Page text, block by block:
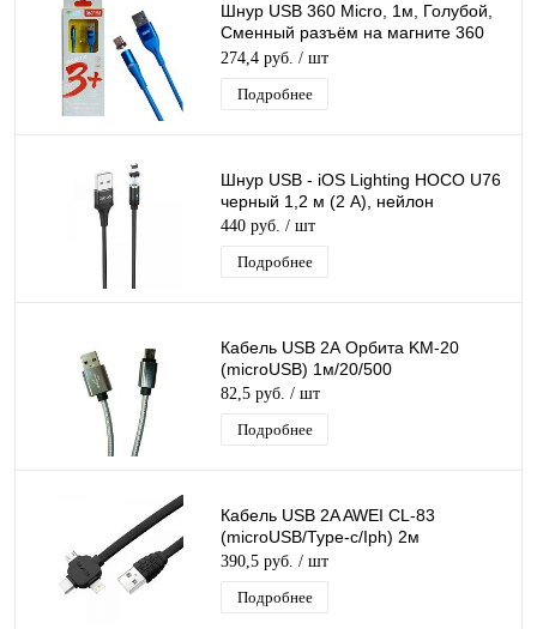
Шнур USB 360 Micro, 1м, Голубой,
Сменный разъём на магните 360
градусов силиконовый
274,4 руб. / шт
Подробнее
Шнур USB - iOS Lighting HOCO U76
черный 1,2 м (2 А), нейлон
440 руб. / шт
Подробнее
Кабель USB 2А Орбита KM-20
(microUSB) 1м/20/500
82,5 руб. / шт
Подробнее
Кабель USB 2A AWEI CL-83
(microUSB/Type-c/Iph) 2м
390,5 руб. / шт
Подробнее